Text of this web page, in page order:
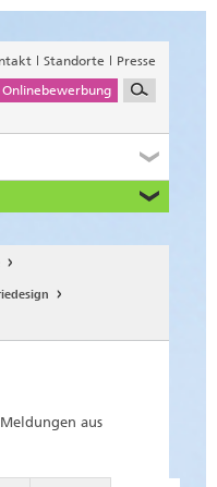
Standorte
Presse
Onlinebewerbung
aus